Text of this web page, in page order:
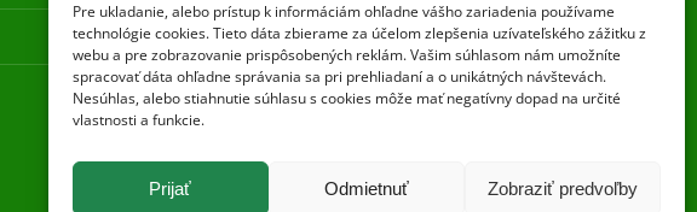
Pre ukladanie, alebo prístup k informáciám ohľadne vášho zariadenia používame
technológie cookies. Tieto dáta zbierame za účelom zlepšenia uzívateľského zážitku z
webu a pre zobrazovanie prispôsobených reklám. Vašim súhlasom nám umožníte
spracovať dáta ohľadne správania sa pri prehliadaní a o unikátných návštevách.
Nesúhlas, alebo stiahnutie súhlasu s cookies môže mať negatívny dopad na určité
vlastnosti a funkcie.
Prijať Odmietnuť Zobraziť predvoľby